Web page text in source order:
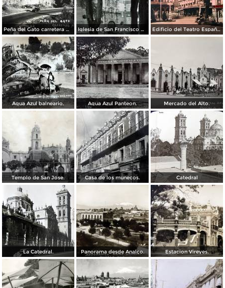
Peña del Gato carretera Mexico-Puebla Iglesia de San Francisco por el Fotógrafo Hugo Brehme. Edificio del Teatro Español.
Agua Azul balneario. Agua Azul Panteon. Mercado del Alto.
Templo de San Jose. Casa de los munecos. Catedral
La Catedral. Panorama desde Analco. Estacion Vireyes.